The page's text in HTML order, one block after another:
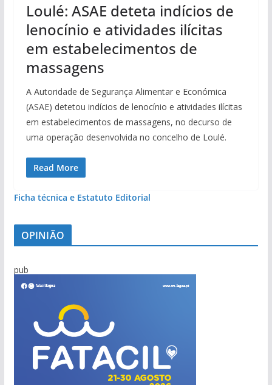
Loulé: ASAE deteta indícios de
lenocínio e atividades ilícitas
em estabelecimentos de
massagens
A Autoridade de Segurança Alimentar e Económica
(ASAE) detetou indícios de lenocínio e atividades ilícitas
em estabelecimentos de massagens, no decurso de
uma operação desenvolvida no concelho de Loulé.
Read More
Ficha técnica e Estatuto Editorial
OPINIÃO
pub